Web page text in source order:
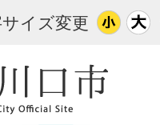
イズ変更